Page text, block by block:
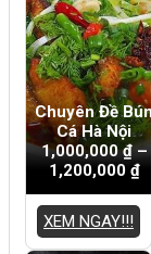
Bí
Video
Quản Trị
Quản
Quản
Quản
Giám
Tiếng
Chuyên Đề Bún
Cá Hà Nội
1,000,000₫–
1,200,000 ₫
XEM NGAY!!!